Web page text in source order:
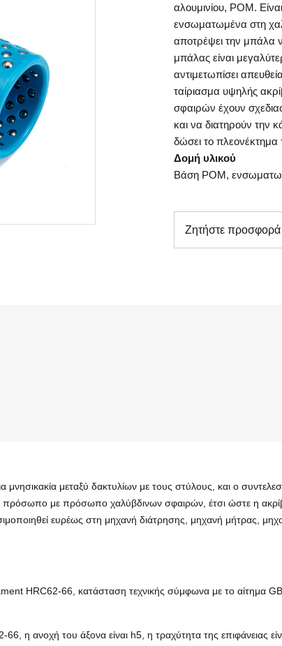
αλουμινίου, POM.
ενσωματωμένα στη
αποτρέψει την μπάλα
μπάλας είναι
αντιμετωπίσει
ταίριασμα υψηλής
σφαιρών έχουν
και να διατηρούν την
δώσει το πλεονέκτημα
Δομή υλικού
Βάση POM,
Ζητήστε προσφορά
μνησικακία μεταξύ δακτυλίων με τους στύλους, και ο
με πρόσωπο χαλύβδινων σφαιρών, έτσι ώστε η
ευρέως στη μηχανή διάτρησης, μηχανή μήτρας,
HRC62-66, κατάσταση τεχνικής σύμφωνα με το αίτημα
η ανοχή του άξονα είναι h5, η τραχύτητα της επιφάνειας